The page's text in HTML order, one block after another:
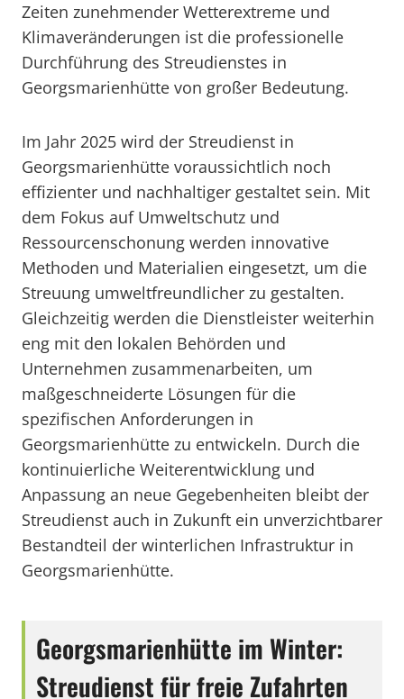
Zeiten zunehmender Wetterextreme und
Klimaveränderungen ist die professionelle
Durchführung des Streudienstes in
Georgsmarienhütte von großer Bedeutung.
Im Jahr 2025 wird der Streudienst in
Georgsmarienhütte voraussichtlich noch
effizienter und nachhaltiger gestaltet sein. Mit
dem Fokus auf Umweltschutz und
Ressourcenschonung werden innovative
Methoden und Materialien eingesetzt, um die
Streuung umweltfreundlicher zu gestalten.
Gleichzeitig werden die Dienstleister weiterhin
eng mit den lokalen Behörden und
Unternehmen zusammenarbeiten, um
maßgeschneiderte Lösungen für die
spezifischen Anforderungen in
Georgsmarienhütte zu entwickeln. Durch die
kontinuierliche Weiterentwicklung und
Anpassung an neue Gegebenheiten bleibt der
Streudienst auch in Zukunft ein unverzichtbarer
Bestandteil der winterlichen Infrastruktur in
Georgsmarienhütte.
Georgsmarienhütte im Winter:
Streudienst für freie Zufahrten